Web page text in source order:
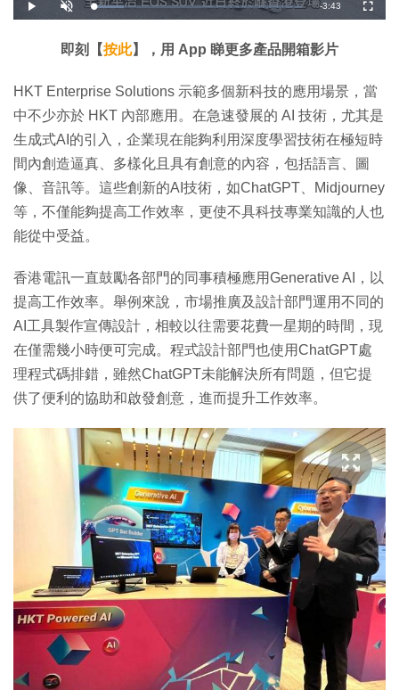
播
放
開
啟
載
入
:
1
3
%
剩
時
間
-3:43
全
螢
即刻【按此】，用 App 睇更多產品開箱影片
HKT Enterprise Solutions 示範多個新科技的應用場景，當
中不少亦於 HKT 內部應用。在急速發展的 AI 技術，尤其是
生成式AI的引入，企業現在能夠利用深度學習技術在極短時
間內創造逼真、多樣化且具有創意的內容，包括語言、圖
像、音訊等。這些創新的AI技術，如ChatGPT、Midjourney
等，不僅能夠提高工作效率，更使不具科技專業知識的人也
能從中受益。
香港電訊一直鼓勵各部門的同事積極應用Generative AI，以
提高工作效率。舉例來說，市場推廣及設計部門運用不同的
AI工具製作宣傳設計，相較以往需要花費一星期的時間，現
在僅需幾小時便可完成。程式設計部門也使用ChatGPT處
理程式碼排錯，雖然ChatGPT未能解決所有問題，但它提
供了便利的協助和啟發創意，進而提升工作效率。